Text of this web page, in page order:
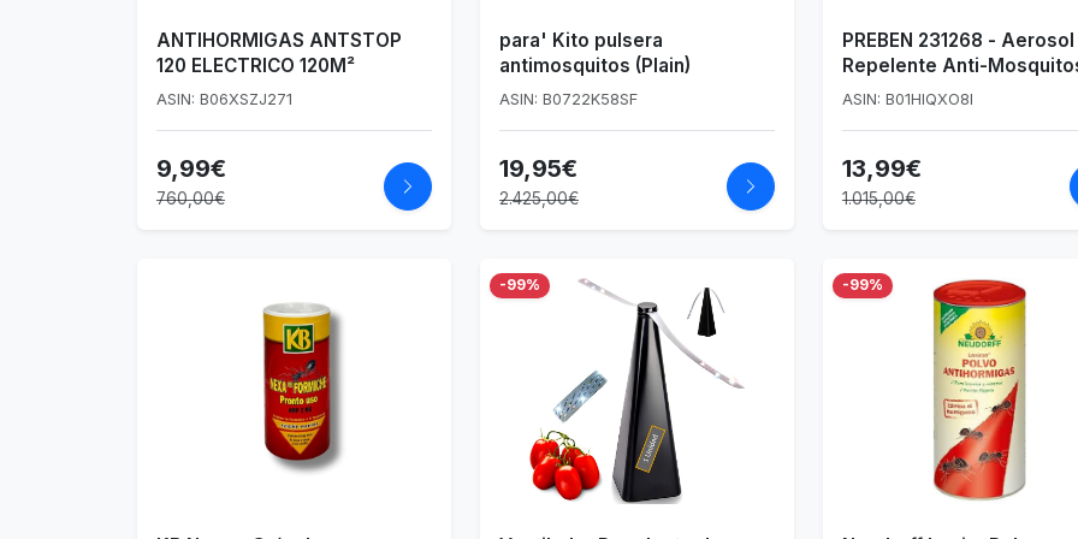
ANTIHORMIGAS ANTSTOP
120 ELECTRICO 120M²
ASIN: B06XSZJ271
9,99€
760,00€
para' Kito pulsera
antimosquitos (Plain)
ASIN: B0722K58SF
19,95€
2.425,00€
PREBEN 231268 - Aerosol
Repelente Anti-
x 13 x 5 cm, Transparente
ASIN: B01HIQXO8I
13,99€
1.015,00€
-99% -99%